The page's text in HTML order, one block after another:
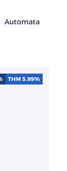
Automata
THM 5.99%